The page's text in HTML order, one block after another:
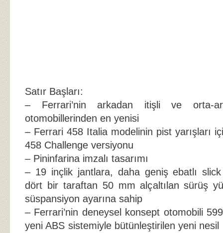
Satır Başları:
– Ferrari’nin arkadan itişli ve orta-
otomobillerinden en yenisi
– Ferrari 458 Italia modelinin pist yarışları
458 Challenge versiyonu
– Pininfarina imzalı tasarımı
– 19 inçlik jantlara, daha geniş ebatlı
dört bir taraftan 50 mm alçaltılan sürüş
süspansiyon ayarına sahip
– Ferrari’nin deneysel konsept otomobili
yeni ABS sistemiyle bütünleştirilen yeni